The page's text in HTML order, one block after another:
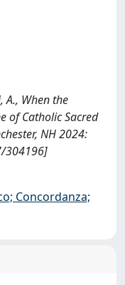
A., When the
of Catholic Sacred
NH 2024:
304196]
Concordanza;